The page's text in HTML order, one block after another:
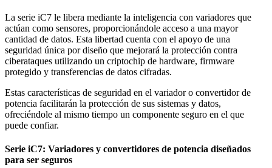
La serie iC7 le libera mediante la inteligencia con variadores que
actúan como sensores, proporcionándole acceso a una mayor
cantidad de datos. Esta libertad cuenta con el apoyo de una
seguridad única por diseño que mejorará la protección contra
ciberataques utilizando un criptochip de hardware, firmware
protegido y transferencias de datos cifradas.
Estas características de seguridad en el variador o convertidor de
potencia facilitarán la protección de sus sistemas y datos,
ofreciéndole al mismo tiempo un componente seguro en el que
puede confiar.
Serie iC7: Variadores y convertidores de potencia diseñados
para ser seguros